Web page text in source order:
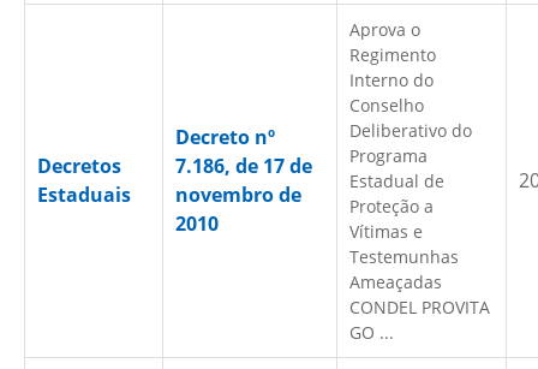
Decretos
Estaduais
Decreto nº
7.186, de 17 de
novembro de
2010
Aprova o
Regimento
Interno do
Conselho
Deliberativo do
Programa
Estadual de
Proteção a
Vítimas e
Testemunhas
Ameaçadas
CONDEL PROVITA
GO ...